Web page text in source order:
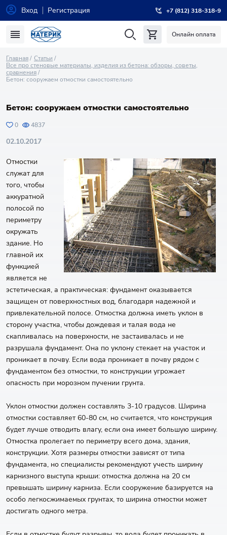
Вход Регистрация +7 (812) 318-318-9
Онлайн оплата
Главная
Статьи
Все про стеновые материалы, изделия из бетона: обзоры, советы,
сравнения
Бетон: сооружаем отмостки самостоятельно
Бетон: сооружаем отмостки самостоятельно
0 4837
02.10.2017
Отмостки
служат для
того, чтобы
аккуратной
полосой по
периметру
окружать
здание. Но
главной их
функцией
является не
эстетическая, а практическая: фундамент оказывается
защищен от поверхностных вод, благодаря надежной и
привлекательной полосе. Отмостка должна иметь уклон в
сторону участка, чтобы дождевая и талая вода не
скапливалась на поверхности, не застаивалась и не
разрушала фундамент. Она по уклону стекает на участок и
проникает в почву. Если вода проникает в почву рядом с
фундаментом без отмостки, то конструкции угрожает
опасность при морозном пучении грунта.
Уклон отмостки должен составлять 3-10 градусов. Ширина
отмостки составляет 60-80 см, но считается, что конструкция
будет лучше отводить влагу, если она имеет большую ширину.
Отмостка пролегает по периметру всего дома, здания,
конструкции. Хотя размеры отмостки зависят от типа
фундамента, но специалисты рекомендуют учесть ширину
карнизного выступа крыши: отмостка должна на 20 см
превышать ширину карниза. Если сооружение базируется на
особо легкосжимаемых грунтах, то ширина отмостки может
достигать одного метра.